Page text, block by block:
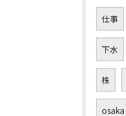
仕事
下水
株
osaka